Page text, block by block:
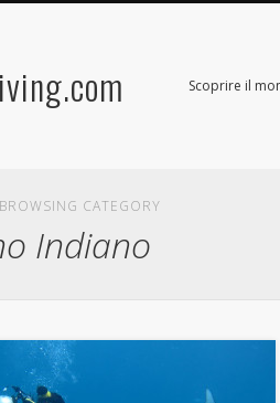
Scoprire il
CATEGORY
Indiano